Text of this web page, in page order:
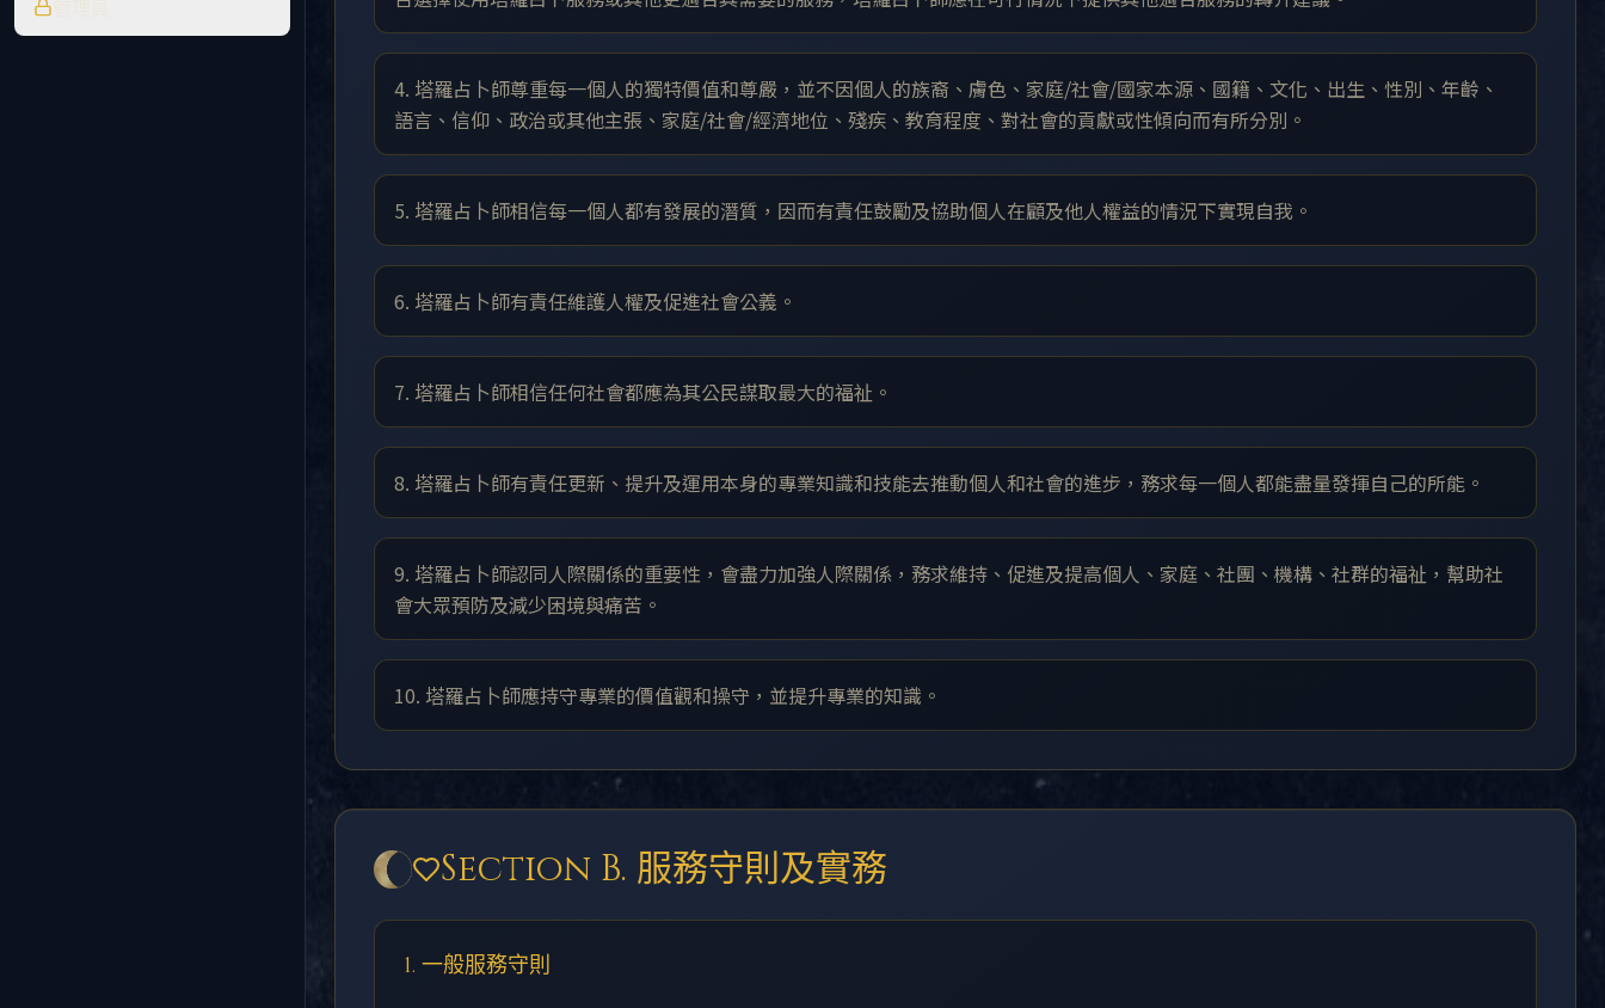
4. 塔羅占卜師尊重每一個人的獨特價值和尊嚴，並不因個人的族裔、膚色、家庭/社會/國家本源、國籍、文化、出生、性別、年齡、
語言、信仰、政治或其他主張、家庭/社會/經濟地位、殘疾、教育程度、對社會的貢獻或性傾向而有所分別。
5. 塔羅占卜師相信每一個人都有發展的潛質，因而有責任鼓勵及協助個人在顧及他人權益的情況下實現自我。
6. 塔羅占卜師有責任維護人權及促進社會公義。
7. 塔羅占卜師相信任何社會都應為其公民謀取最大的福祉。
8. 塔羅占卜師有責任更新、提升及運用本身的專業知識和技能去推動個人和社會的進步，務求每一個人都能盡量發揮自己的所能。
9. 塔羅占卜師認同人際關係的重要性，會盡力加強人際關係，務求維持、促進及提高個人、家庭、社團、機構、社群的福祉，幫助社
會大眾預防及減少困境與痛苦。
10. 塔羅占卜師應持守專業的價值觀和操守，並提升專業的知識。
Section B. 服務守則及實務
1. 一般服務守則